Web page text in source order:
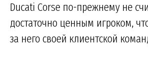
Ducati Corse по-прежнему не
достаточно ценным игроком,
за него своей клиентской